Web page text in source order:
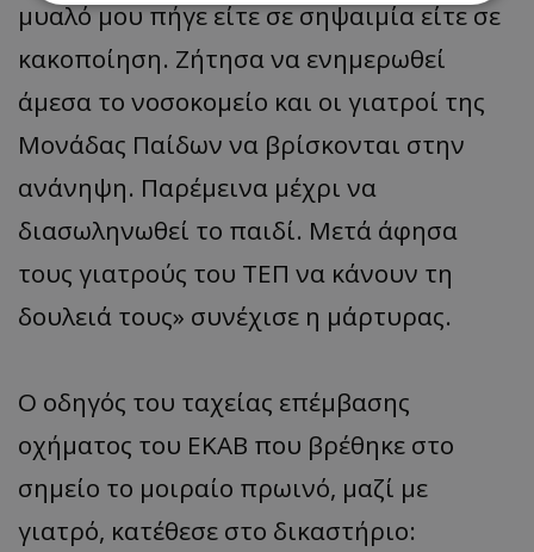
μυαλό μου πήγε είτε σε σηψαιμία είτε σε
κακοποίηση. Ζήτησα να ενημερωθεί
άμεσα το νοσοκομείο και οι γιατροί της
Μονάδας Παίδων να βρίσκονται στην
ανάνηψη. Παρέμεινα μέχρι να
διασωληνωθεί το παιδί. Μετά άφησα
τους γιατρούς του ΤΕΠ να κάνουν τη
δουλειά τους» συνέχισε η μάρτυρας.
Ο οδηγός του ταχείας επέμβασης
οχήματος του ΕΚΑΒ που βρέθηκε στο
σημείο το μοιραίο πρωινό, μαζί με
γιατρό, κατέθεσε στο δικαστήριο:
Απολύτως απαραίτητα
Απόδοσης
Μη ταξινομημένα
Τα απολύτως απαραίτητα cookies επιτρέπουν
βασικές λειτουργίες του ιστότοπου, όπως τη
σύνδεση χρήστη και τη διαχείριση λογαριασμού.
Ο ιστότοπος δεν μπορεί να χρησιμοποιηθεί σωστά
χωρίς τα απολύτως απαραίτητα cookies.
Ονοματεπώνυμο
Προμηθευτής/Πεδίο
usprivacy
.lifenewscy.tothemaonline.com